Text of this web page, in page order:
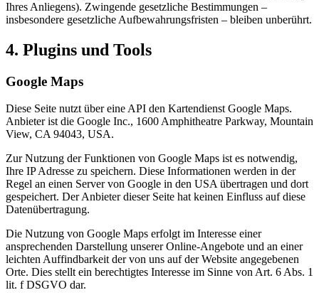
Ihres Anliegens). Zwingende gesetzliche Bestimmungen –
insbesondere gesetzliche Aufbewahrungsfristen – bleiben unberührt.
4. Plugins und Tools
Google Maps
Diese Seite nutzt über eine API den Kartendienst Google Maps.
Anbieter ist die Google Inc., 1600 Amphitheatre Parkway, Mountain
View, CA 94043, USA.
Zur Nutzung der Funktionen von Google Maps ist es notwendig,
Ihre IP Adresse zu speichern. Diese Informationen werden in der
Regel an einen Server von Google in den USA übertragen und dort
gespeichert. Der Anbieter dieser Seite hat keinen Einfluss auf diese
Datenübertragung.
Die Nutzung von Google Maps erfolgt im Interesse einer
ansprechenden Darstellung unserer Online-Angebote und an einer
leichten Auffindbarkeit der von uns auf der Website angegebenen
Orte. Dies stellt ein berechtigtes Interesse im Sinne von Art. 6 Abs. 1
lit. f DSGVO dar.